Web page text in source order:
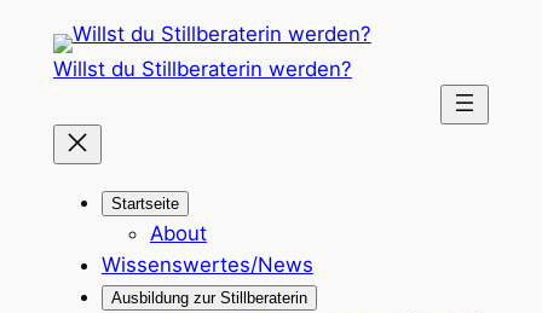
Inhalt
Willst du Stillberaterin werden?
Startseite
About
Wissenswertes/News
Ausbildung zur Stillberaterin